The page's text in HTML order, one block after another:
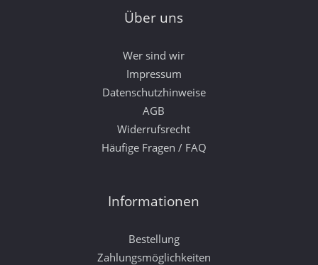
Über uns
Wer sind wir
Impressum
Datenschutzhinweise
AGB
Widerrufsrecht
Häufige Fragen / FAQ
Informationen
Bestellung
Zahlungsmöglichkeiten